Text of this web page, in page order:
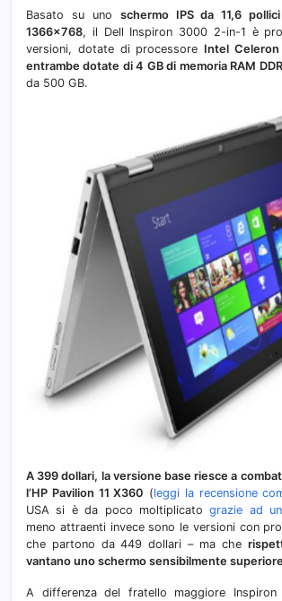
Basato su uno schermo IPS da 11,6
1366×768, il Dell Inspiron 3000 2-in-1 è
versioni, dotate di processore Intel
entrambe dotate di 4 GB di memoria RAM
da 500 GB.
A 399 dollari, la versione base riesce a
l’HP Pavilion 11 X360 (leggi la recensione
USA si è da poco moltiplicatograzie ad
meno attraenti invece sono le versioni con
che partono da 449 dollari – ma che
vantano uno schermo sensibilmente superiore
A differenza del fratello maggiore